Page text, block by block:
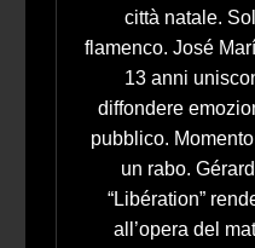
città natale.
flamenco. José
13 anni
diffondere
pubblico.
un rabo.
“Libération”
all’opera del